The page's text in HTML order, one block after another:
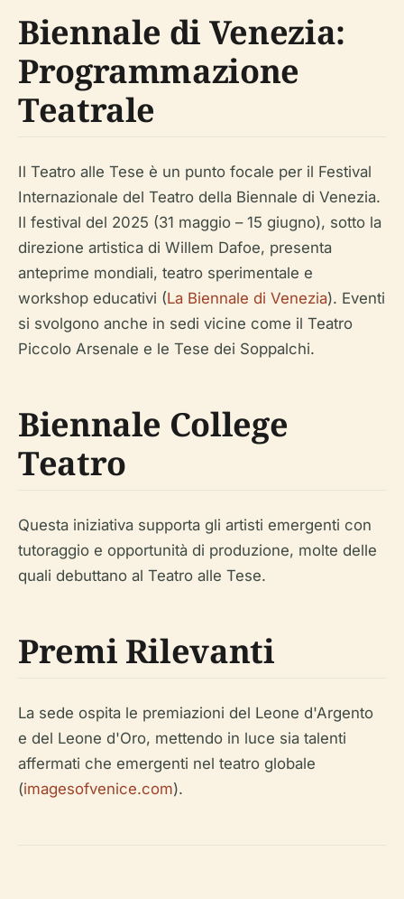
Biennale di Venezia:
Programmazione
Teatrale
Il Teatro alle Tese è un punto focale per il Festival
Internazionale del Teatro della Biennale di Venezia.
Il festival del 2025 (31 maggio – 15 giugno), sotto la
direzione artistica di Willem Dafoe, presenta
anteprime mondiali, teatro sperimentale e
workshop educativi (La Biennale di Venezia). Eventi
si svolgono anche in sedi vicine come il Teatro
Piccolo Arsenale e le Tese dei Soppalchi.
Biennale College
Teatro
Questa iniziativa supporta gli artisti emergenti con
tutoraggio e opportunità di produzione, molte delle
quali debuttano al Teatro alle Tese.
Premi Rilevanti
La sede ospita le premiazioni del Leone d'Argento
e del Leone d'Oro, mettendo in luce sia talenti
affermati che emergenti nel teatro globale
(imagesofvenice.com).